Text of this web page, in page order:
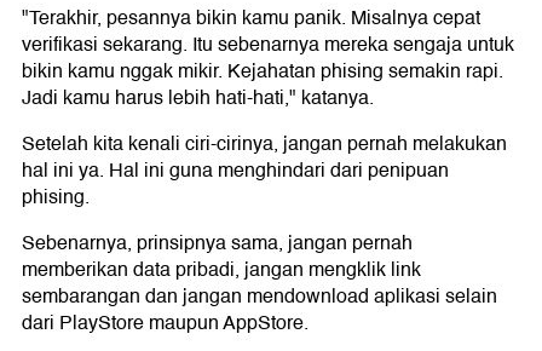
"Terakhir, pesannya bikin kamu panik. Misalnya cepat
verifikasi sekarang. Itu sebenarnya mereka sengaja untuk
bikin kamu nggak mikir. Kejahatan phising semakin rapi.
Jadi kamu harus lebih hati-hati," katanya.
Setelah kita kenali ciri-cirinya, jangan pernah melakukan
hal ini ya. Hal ini guna menghindari dari penipuan
phising.
Sebenarnya, prinsipnya sama, jangan pernah
memberikan data pribadi, jangan mengklik link
sembarangan dan jangan mendownload aplikasi selain
dari PlayStore maupun AppStore.